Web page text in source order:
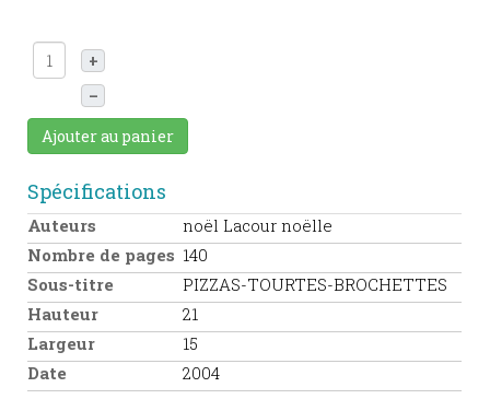
+
–
Ajouter au panier
Spécifications
Auteurs
noël Lacour noëlle
Nombre de pages 140
Sous-titre
PIZZAS-TOURTES-BROCHETTES
Hauteur
21
Largeur
15
Date
2004